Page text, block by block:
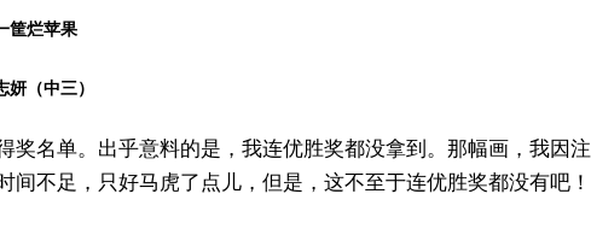
筐烂苹果
妍（中三）
名单。出乎意料的是，我连优胜奖都没拿到。那幅画，我因注
不足，只好马虎了点儿，但是，这不至于连优胜奖都没有吧！